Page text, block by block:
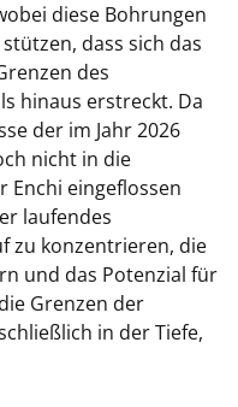
diese Bohrungen
dass sich das
des
hinaus erstreckt. Da
der im Jahr 2026
nicht in die
Enchi eingeflossen
laufendes
zu konzentrieren, die
und das Potenzial für
Grenzen der
in der Tiefe,